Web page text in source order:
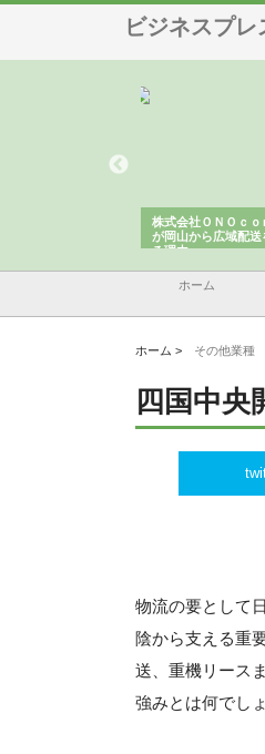
ビジネスプレ
株式会社ＯＮＯｃｏ
が岡山から広域配送
る理由
ホーム
ホーム > その他業種
四国中
物流の要として
陰から支える重
送、重機リース
強みとは何でし